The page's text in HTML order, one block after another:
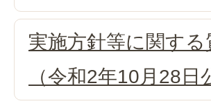
実施方針等に関す
（令和2年10月28日